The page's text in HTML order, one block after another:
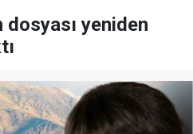
dosyası yeniden